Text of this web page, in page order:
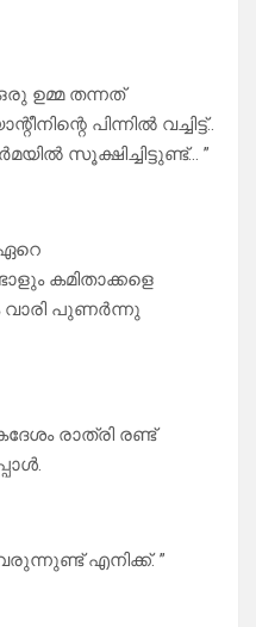
ഉമ്മ തന്നത്
പിന്നിൽ വച്ചിട്ട്..
സൂക്ഷിച്ചിട്ടുണ്ട്… ”
കമിതാക്കളെ
പുണർന്നു
രാത്രി രണ്ട്
വരുന്നുണ്ട് എനിക്ക്. ”